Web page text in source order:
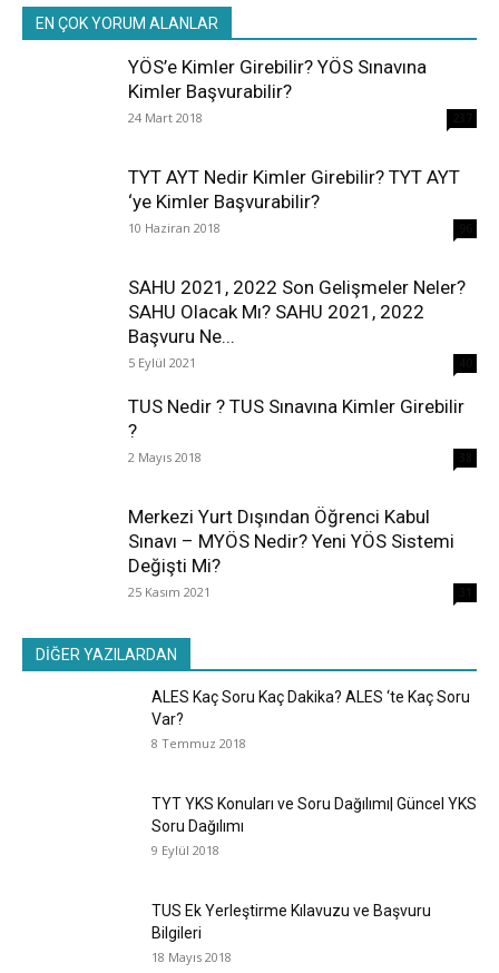
EN ÇOK YORUM ALANLAR
YÖS’e Kimler Girebilir? YÖS Sınavına
Kimler Başvurabilir?
24 Mart 2018
TYT AYT Nedir Kimler Girebilir? TYT AYT
‘ye Kimler Başvurabilir?
10 Haziran 2018
SAHU 2021, 2022 Son Gelişmeler Neler?
SAHU Olacak Mı? SAHU 2021, 2022
Başvuru Ne...
5 Eylül 2021
TUS Nedir ? TUS Sınavına Kimler Girebilir
?
2 Mayıs 2018
Merkezi Yurt Dışından Öğrenci Kabul
Sınavı – MYÖS Nedir? Yeni YÖS Sistemi
Değişti Mi?
25 Kasım 2021
DİĞER YAZILARDAN
ALES Kaç Soru Kaç Dakika? ALES ‘te Kaç Soru
Var?
8 Temmuz 2018
TYT YKS Konuları ve Soru Dağılımı| Güncel YKS
Soru Dağılımı
9 Eylül 2018
TUS Ek Yerleştirme Kılavuzu ve Başvuru
Bilgileri
18 Mayıs 2018